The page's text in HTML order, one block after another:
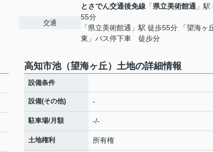
交通
とさでん交通後免線 「県立美術館通 」
55分
「県立美術館通」駅 徒歩55分 「望海ヶ
東」バス停下車 徒歩分
高知市池（望海ヶ丘）土地の詳細情報
設備条件
設備(その他) -
駐車場/月額 -/-
土地権利 所有権